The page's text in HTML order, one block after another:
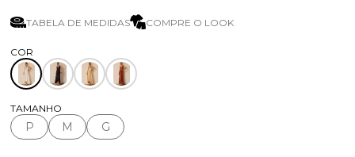
TABELA DE MEDIDAS COMPRE O LOOK
TAMANHO
P M G